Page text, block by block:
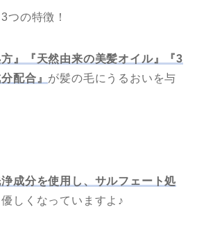
つの特徴！
方』『天然由来の美髪オイル』『3
配合 』 が髪の毛にうるおいを与
成分を使用し、サルフェート処
しくなっていますよ♪